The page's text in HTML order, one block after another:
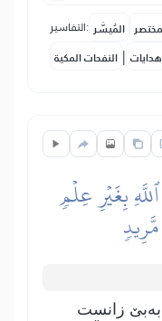
التفاسير: المُيسَّر
النفحات المكية | هدايات
بِغَيۡرِ عِلۡمٖ
بەبێ زانست